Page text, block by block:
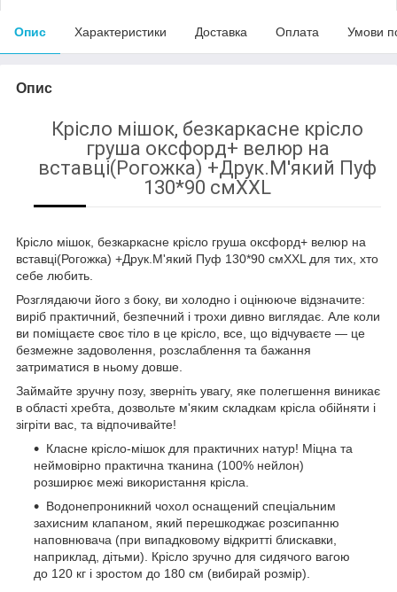
Опис Характеристики Доставка Оплата Умови
Опис
Крісло мішок, безкаркасне крісло
груша оксфорд+ велюр на
вставці(Рогожка) +Друк.М'який Пуф
130*90 смXXL
Крісло мішок, безкаркасне крісло груша оксфорд+ велюр на
вставці(Рогожка) +Друк.М'який Пуф 130*90 смXXL для тих, хто
себе любить.
Розглядаючи його з боку, ви холодно і оцінююче відзначите:
виріб практичний, безпечний і трохи дивно виглядає. Але коли
ви поміщаєте своє тіло в це крісло, все, що відчуваєте — це
безмежне задоволення, розслаблення та бажання
затриматися в ньому довше.
Займайте зручну позу, зверніть увагу, яке полегшення виникає
в області хребта, дозвольте м'яким складкам крісла обійняти і
зігріти вас, та відпочивайте!
Класне крісло-мішок для практичних натур! Міцна та
неймовірно практична тканина (100% нейлон)
розширює межі використання крісла.
Водонепроникний чохол оснащений спеціальним
захисним клапаном, який перешкоджає розсипанню
наповнювача (при випадковому відкритті блискавки,
наприклад, дітьми). Крісло зручно для сидячого вагою
до 120 кг і зростом до 180 см (вибирай розмір).